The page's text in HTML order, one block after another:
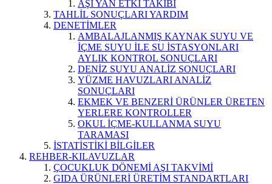
AŞI YAN ETKİ TAKİBİ
TAHLİL SONUÇLARI YARDIM
DENETİMLER
AMBALAJLANMIŞ KAYNAK SUYU VE
İÇME SUYU İLE SU İSTASYONLARI
AYLIK KONTROL SONUÇLARI
DENİZ SUYU ANALİZ SONUÇLARI
YÜZME HAVUZLARI ANALİZ
SONUÇLARI
EKMEK VE BENZERİ ÜRÜNLER ÜRETEN
YERLERE KONTROLLER
OKUL İÇME-KULLANMA SUYU
TARAMASI
İSTATİSTİKİ BİLGİLER
REHBER-KILAVUZLAR
ÇOCUKLUK DÖNEMİ AŞI TAKVİMİ
GIDA ÜRÜNLERİ ÜRETİM STANDARTLARI